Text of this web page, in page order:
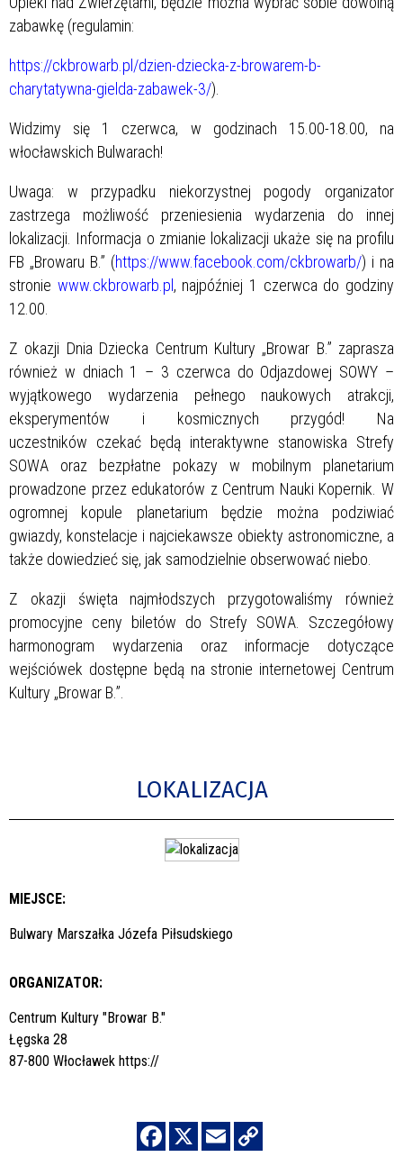
zabawkę (regulamin:
https://ckbrowarb.pl/dzien-dziecka-z-browarem-b-
charytatywna-gielda-zabawek-3/).
Widzimy się 1 czerwca, w godzinach 15.00-18.00, na
włocławskich Bulwarach!
Uwaga: w przypadku niekorzystnej pogody organizator
zastrzega możliwość przeniesienia wydarzenia do innej
lokalizacji. Informacja o zmianie lokalizacji ukaże się na profilu
FB „Browaru B.” (https://www.facebook.com/ckbrowarb/) i na
stronie www.ckbrowarb.pl, najpóźniej 1 czerwca do godziny
12.00.
Z okazji Dnia Dziecka Centrum Kultury „Browar B.” zaprasza
również w dniach 1 – 3 czerwca do Odjazdowej SOWY –
wyjątkowego wydarzenia pełnego naukowych atrakcji,
eksperymentów i kosmicznych przygód! Na
uczestników czekać będą interaktywne stanowiska Strefy
SOWA oraz bezpłatne pokazy w mobilnym planetarium
prowadzone przez edukatorów z Centrum Nauki Kopernik. W
ogromnej kopule planetarium będzie można podziwiać
gwiazdy, konstelacje i najciekawsze obiekty astronomiczne, a
także dowiedzieć się, jak samodzielnie obserwować niebo.
Z okazji święta najmłodszych przygotowaliśmy również
promocyjne ceny biletów do Strefy SOWA. Szczegółowy
harmonogram wydarzenia oraz informacje dotyczące
wejściówek dostępne będą na stronie internetowej Centrum
Kultury „Browar B.”.
LOKALIZACJA
MIEJSCE:
Bulwary Marszałka Józefa Piłsudskiego
ORGANIZATOR:
Centrum Kultury "Browar B."
Łęgska 28
87-800 Włocławek https://